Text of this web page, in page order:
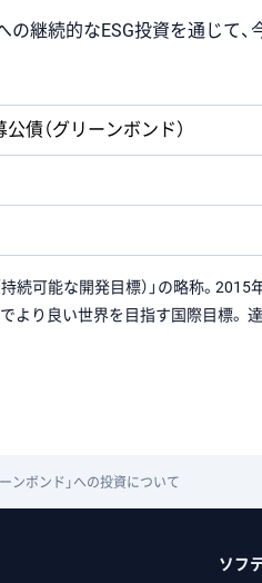
の継続的なESG投資を通じて
債（グリーンボンド）
続可能な開発目標）」の略称。
より良い世界を目指す国際目標。
ンボンド」への投資について
ソフ